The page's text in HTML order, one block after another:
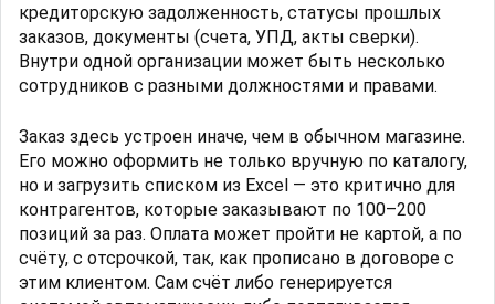
кредиторскую задолженность, статусы прошлых
заказов, документы (счета, УПД, акты сверки).
Внутри одной организации может быть несколько
сотрудников с разными должностями и правами.
Заказ здесь устроен иначе, чем в обычном магазине.
Его можно оформить не только вручную по каталогу,
но и загрузить списком из Excel — это критично для
контрагентов, которые заказывают по 100–200
позиций за раз. Оплата может пройти не картой, а по
счёту, с отсрочкой, так, как прописано в договоре с
этим клиентом. Сам счёт либо генерируется